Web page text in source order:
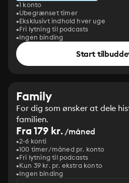
1 konto
Ubegrænset timer
Eksklusivt indhold hver uge
Fri lytning til podcasts
Ingen binding
Start
Family
For dig som ønsker at dele
familien.
Fra 179 kr./måned
2-6 konti
100 timer/måned pr. konto
Fri lytning til podcasts
Kun 39 kr. pr. ekstra konto
Ingen binding